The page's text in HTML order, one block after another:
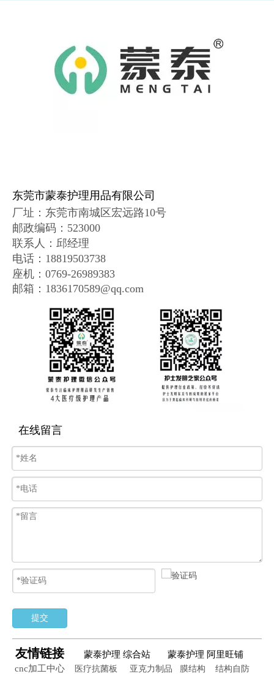
东莞市蒙泰护理用品有限公司
厂址： 东莞市南城区宏远路10号
邮政编码 ： 523000
联系人：邱经理
电话：18819503738
座机：0769-26989383
邮箱：1836170589@qq.com
在线留言
提交
友情链接 蒙泰护理 综合站
蒙泰护理 阿里旺铺
cnc加工中心
医疗抗菌板 亚克力制品 膜结构 结构自防